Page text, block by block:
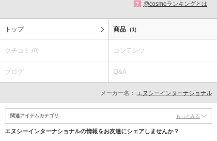
? @cosmeランキングとは
トップ 商品 (1)
クチコミ (0) コンテンツ
ブログ Q&A
メーカー名： エヌシーインターナショナル
関連アイテムカテゴリ もっとみる
エヌシーインターナショナルの情報をお友達にシェアしませんか？